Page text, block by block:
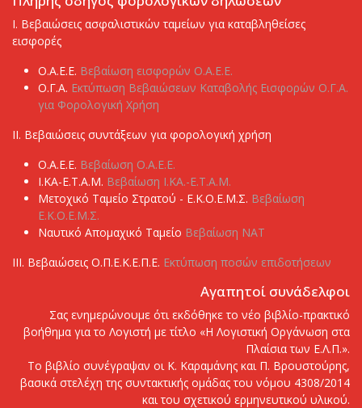
I. Βεβαιώσεις ασφαλιστικών ταμείων για καταβληθείσες
εισφορές
Ο.Α.Ε.Ε. Βεβαίωση εισφορών Ο.Α.Ε.Ε.
Ο.Γ.Α. Εκτύπωση Βεβαιώσεων Καταβολής Εισφορών Ο.Γ.Α.
για Φορολογική Χρήση
ΙI. Βεβαιώσεις συντάξεων για φορολογική χρήση
Ο.Α.Ε.Ε. Βεβαίωση Ο.Α.Ε.Ε.
Ι.ΚΑ-Ε.Τ.Α.Μ. Βεβαίωση Ι.ΚΑ.-Ε.Τ.Α.Μ.
Μετοχικό Ταμείο Στρατού - Ε.Κ.Ο.Ε.Μ.Σ. Βεβαίωση
Ε.Κ.Ο.Ε.Μ.Σ.
Ναυτικό Απομαχικό Ταμείο Βεβαίωση ΝΑΤ
ΙΙΙ. Βεβαιώσεις Ο.Π.Ε.Κ.Ε.Π.Ε. Εκτύπωση ποσών επιδοτήσεων
Αγαπητοί συνάδελφοι
Σας ενημερώνουμε ότι εκδόθηκε το νέο βιβλίο-πρακτικό
βοήθημα για το Λογιστή με τίτλο «Η Λογιστική Οργάνωση στα
Πλαίσια των Ε.Λ.Π.».
Το βιβλίο συνέγραψαν οι Κ. Καραμάνης και Π. Βρουστούρης,
βασικά στελέχη της συντακτικής ομάδας του νόμου 4308/2014
και του σχετικού ερμηνευτικού υλικού.